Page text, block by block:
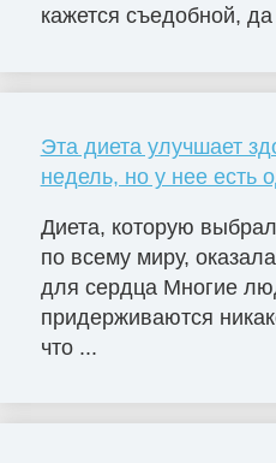
кажется съедобной,
Эта диета улучшает
недель, но у нее есть
Диета, которую
по всему миру,
для сердца Многие
придерживаются
что ...